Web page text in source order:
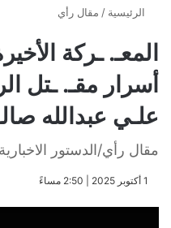
الرئيسية / مقال رأي
المعـ. ـركة
أسرار مقـ. ـتل
علـي عبدالله
مقال رأي/الدستور
​1 أكتوبر 2025 | 2:50 مساءً